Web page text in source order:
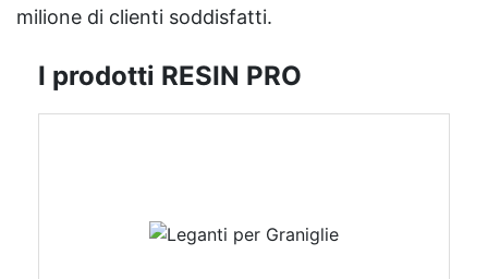
milione di clienti soddisfatti.
I prodotti RESIN PRO